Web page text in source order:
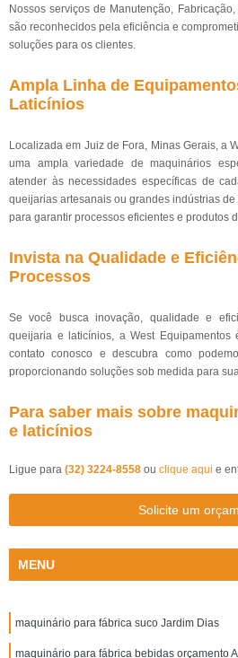
Nossos serviços de Manutenção,
são reconhecidos pela eficiência e
soluções para os clientes.
Ampla Linha de
Laticínios
Localizada em Juiz de Fora, Minas Gerais, a
uma ampla variedade de maquinários
atender às necessidades específicas de
queijarias artesanais ou grandes indústrias
para garantir processos eficientes e produtos
Invista na Qualidade e
Processos
Se você busca inovação, qualidade e
queijaria e laticínios, a West
contato conosco e descubra como
proporcionando soluções sob medida para
Para saber mais sobre
e laticínios
Ligue para (32) 3224-8558 ou clique aqui e
Solicite um
MENU
maquinário para fábrica suco Jardim Dias
maquinário para fábrica bebidas orçamento